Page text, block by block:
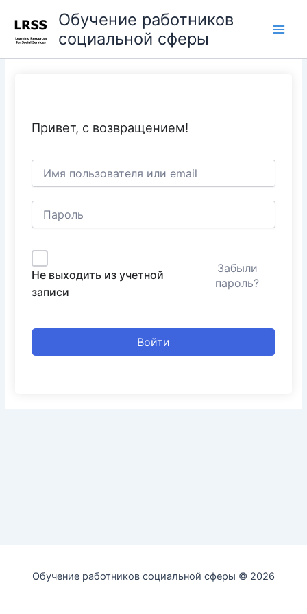
содержимому
Обучение работников
социальной сферы
Привет, с возвращением!
Не выходить из учетной
записи
Забыли
пароль?
Войти
Обучение работников социальной сферы © 2026